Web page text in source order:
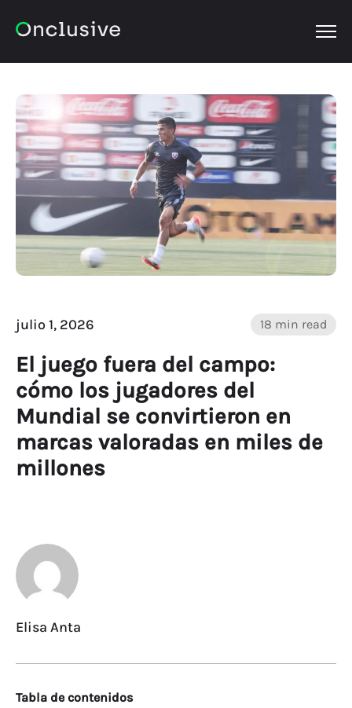
julio 1, 2026 18 min read
El juego fuera del campo:
cómo los jugadores del
Mundial se convirtieron en
marcas valoradas en miles de
millones
Elisa Anta
Tabla de contenidos